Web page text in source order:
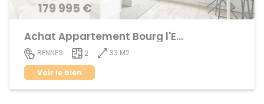
179 995 €
Achat Appartement Bourg l'Evêque
RENNES 2
33 M2
Voir le bien